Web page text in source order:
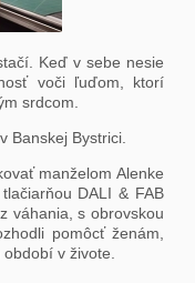
Keď v sebe nesie
voči ľuďom, ktorí
srdcom.
Banskej Bystrici.
manželom Alenke
DALI & FAB
váhania, s obrovskou
pomôcť ženám,
v živote.